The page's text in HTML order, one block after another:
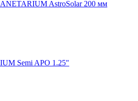
Semi APO 1.25"